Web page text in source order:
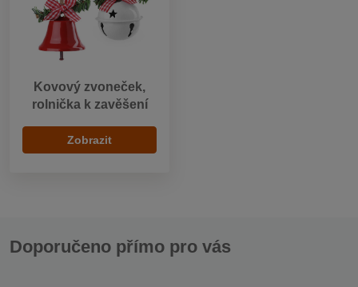
Kovový zvoneček,
rolnička k zavěšení
Zobrazit
Doporučeno přímo pro vás